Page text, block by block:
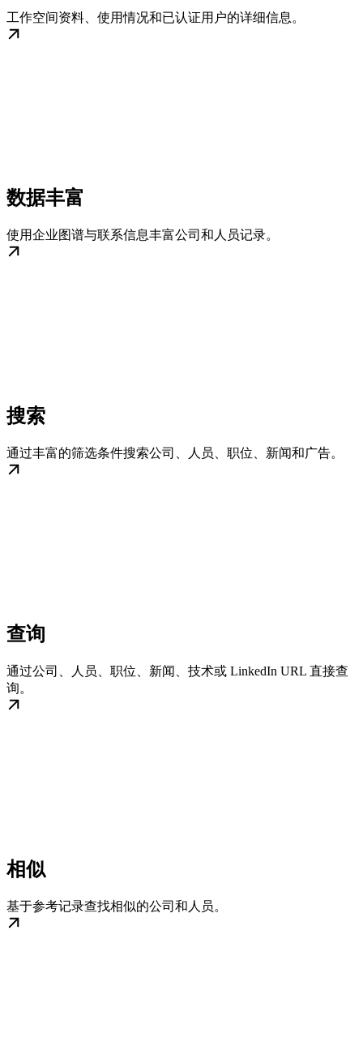
工作空间资料、使用情况和已认证用户的详细信息。
数据丰富
使用企业图谱与联系信息丰富公司和人员记录。
搜索
通过丰富的筛选条件搜索公司、人员、职位、新闻和广告。
查询
通过公司、人员、职位、新闻、技术或 LinkedIn URL 直接查
询。
相似
基于参考记录查找相似的公司和人员。